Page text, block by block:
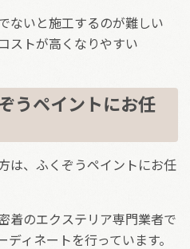
ないと施工するのが難しい
ストが高くなりやすい
うペイントにお任
は、ふくぞうペイントにお任
着のエクステリア専門業者で
ィネートを行っています。